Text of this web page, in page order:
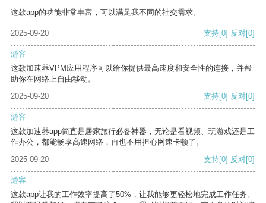
这款app的功能非常丰富，可以满足我不同的社交需求。
2025-09-20 支持[0] 反对[0]
游客
这款加速器VPM应用程序可以给你提供最高速度和安全性的连接，并帮
助你在网络上自由移动。
2025-09-20
支持[0] 反对[0]
游客
这款加速器app简直是居家旅行必备神器，无论是看视频、玩游戏还是工
作办公，都能畅享高速网络，再也不用担心网速卡顿了。
2025-09-20
支持[0] 反对[0]
游客
这款app让我的工作效率提高了50%，让我能够更轻松地完成工作任务。